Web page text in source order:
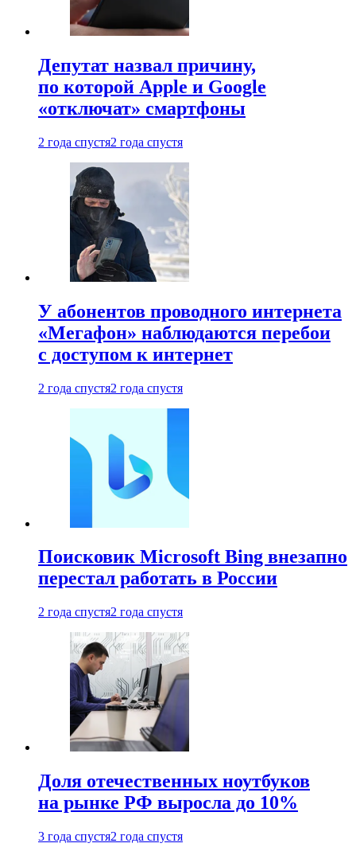
Депутат назвал причину,
по которой Apple и Google
«отключат» смартфоны
2 года спустя2 года спустя
У абонентов проводного интернета
«Мегафон» наблюдаются перебои
с доступом к интернет
2 года спустя2 года спустя
Поисковик Microsoft Bing внезапно
перестал работать в России
2 года спустя2 года спустя
Доля отечественных ноутбуков
на рынке РФ выросла до 10%
3 года спустя2 года спустя